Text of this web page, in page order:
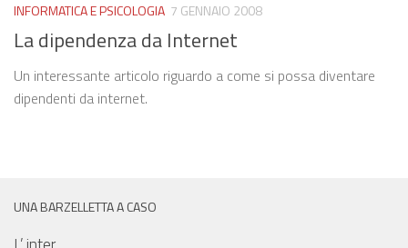
INFORMATICA E PSICOLOGIA 7 GENNAIO 2008
La dipendenza da Internet
Un interessante articolo riguardo a come si possa diventare
dipendenti da internet.
UNA BARZELLETTA A CASO